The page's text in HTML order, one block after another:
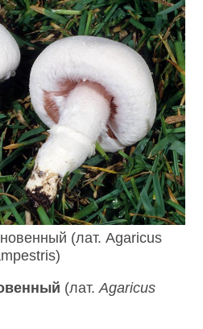
(лат. Agaricus
(лат.Agaricus